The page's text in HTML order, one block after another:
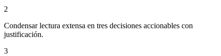
2
Condensar lectura extensa en tres decisiones accionables con
justificación.
3